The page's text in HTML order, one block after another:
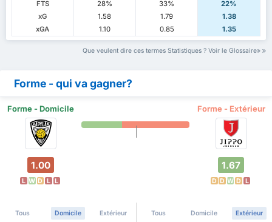
FTS
28% 33%
22%
xG
1.58 1.79
1.38
xGA
1.10 0.85 1.35
Que veulent dire ces termes Statistiques ? Voir le Glossaire
Forme - qui va gagner?
Forme - Domicile Forme - Extérieur
1.00
L W D L L
1.67
D D W D L
Tous Domicile Extérieur Tous Domicile Extérieur